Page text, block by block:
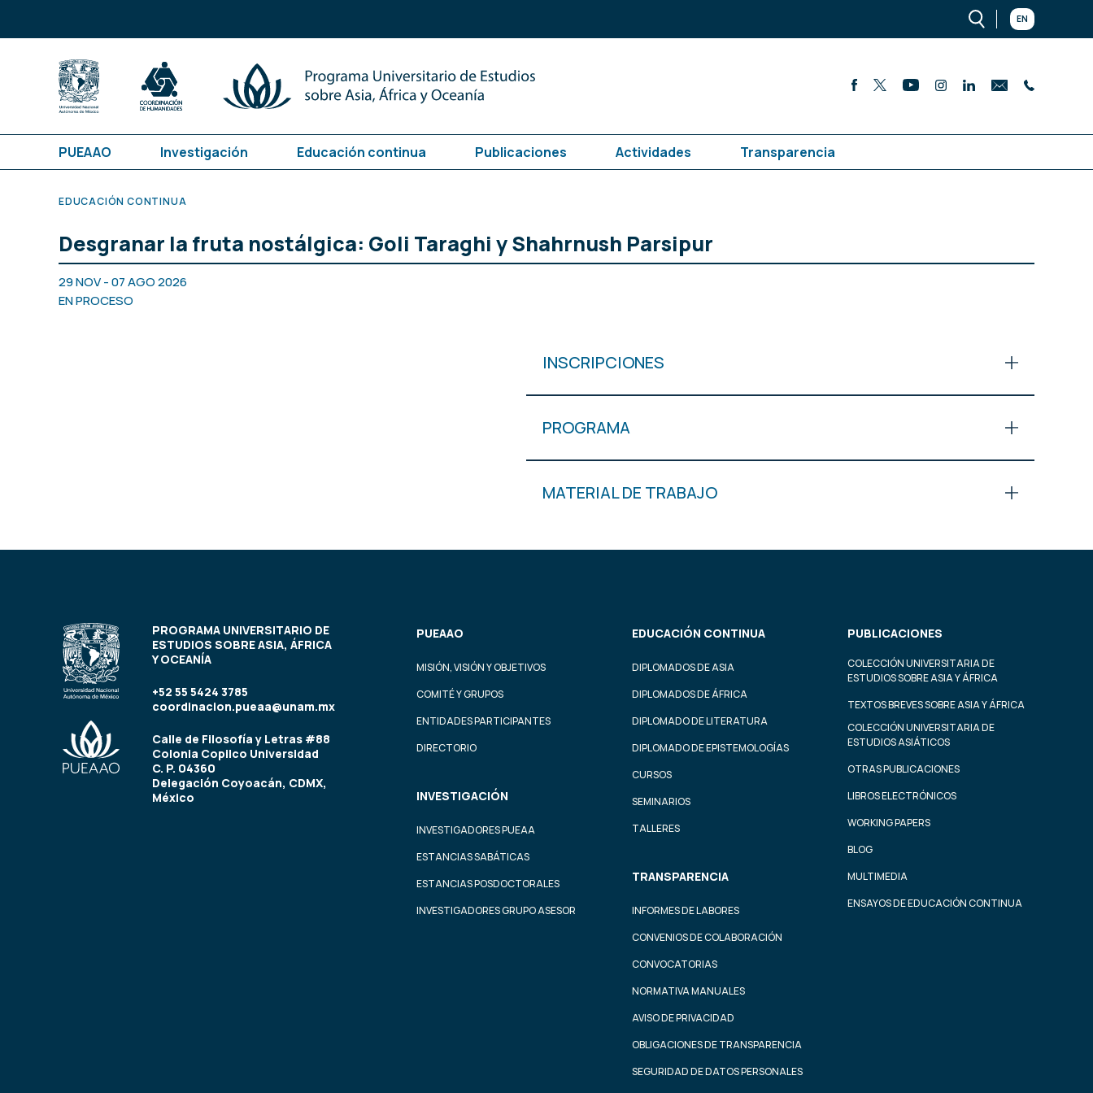
EN
PUEAAO Investigación Educación continua Publicaciones Actividades Transparencia
EDUCACIÓN CONTINUA
Desgranar la fruta nostálgica: Goli Taraghi y Shahrnush Parsipur
29 NOV - 07 AGO 2026
EN PROCESO
INSCRIPCIONES
PROGRAMA
MATERIAL DE TRABAJO
PROGRAMA UNIVERSITARIO DE
ESTUDIOS SOBRE ASIA, ÁFRICA
Y OCEANÍA
+52 55 5424 3785
coordinacion.pueaa@unam.mx
Calle de Filosofía y Letras #88
Colonia Copilco Universidad
C. P. 04360
Delegación Coyoacán, CDMX,
México
PUEAAO
MISIÓN, VISIÓN Y OBJETIVOS
COMITÉ Y GRUPOS
ENTIDADES PARTICIPANTES
DIRECTORIO
INVESTIGACIÓN
INVESTIGADORES PUEAA
ESTANCIAS SABÁTICAS
ESTANCIAS POSDOCTORALES
INVESTIGADORES GRUPO ASESOR
EDUCACIÓN CONTINUA
DIPLOMADOS DE ASIA
DIPLOMADOS DE ÁFRICA
DIPLOMADO DE LITERATURA
DIPLOMADO DE EPISTEMOLOGÍAS
CURSOS
SEMINARIOS
TALLERES
TRANSPARENCIA
INFORMES DE LABORES
CONVENIOS DE COLABORACIÓN
CONVOCATORIAS
NORMATIVA MANUALES
AVISO DE PRIVACIDAD
OBLIGACIONES DE TRANSPARENCIA
SEGURIDAD DE DATOS PERSONALES
PUBLICACIONES
COLECCIÓN UNIVERSITARIA DE
ESTUDIOS SOBRE ASIA Y ÁFRICA
TEXTOS BREVES SOBRE ASIA Y ÁFRICA
COLECCIÓN UNIVERSITARIA DE
ESTUDIOS ASIÁTICOS
OTRAS PUBLICACIONES
LIBROS ELECTRÓNICOS
WORKING PAPERS
BLOG
MULTIMEDIA
ENSAYOS DE EDUCACIÓN CONTINUA